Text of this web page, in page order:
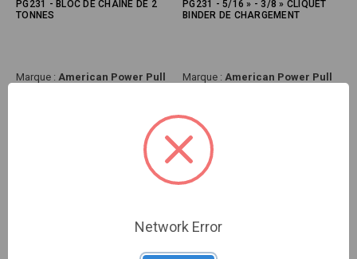
PG231 - BLOC DE CHAÎNE DE 2
TONNES
Marque : American Power Pull
PG231 - 5/16 » - 3/8 » CLIQUET
BINDER DE CHARGEMENT
Marque : American Power Pull
Network Error